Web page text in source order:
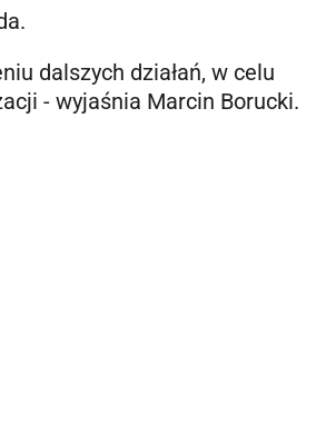
dalszych działań, w celu
- wyjaśnia Marcin Borucki.